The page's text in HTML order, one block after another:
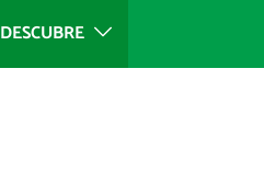
DESCUBRE